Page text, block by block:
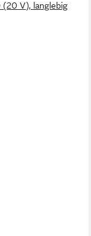
V), langlebig